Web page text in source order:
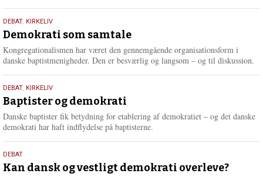
18.
maj
2026
DEBAT, KIRKELIV
Demokrati som samtale
Kongregationalismen har været den gennemgående organisationsform i
danske baptistmenigheder. Den er besværlig og langsom – og til diskussion.
18.
maj
2026
DEBAT, KIRKELIV
Baptister og demokrati
Danske baptister fik betydning for etablering af demokratiet – og det danske
demokrati har haft indflydelse på baptisterne.
18.
maj
DEBAT
Kan dansk og vestligt demokrati overleve?